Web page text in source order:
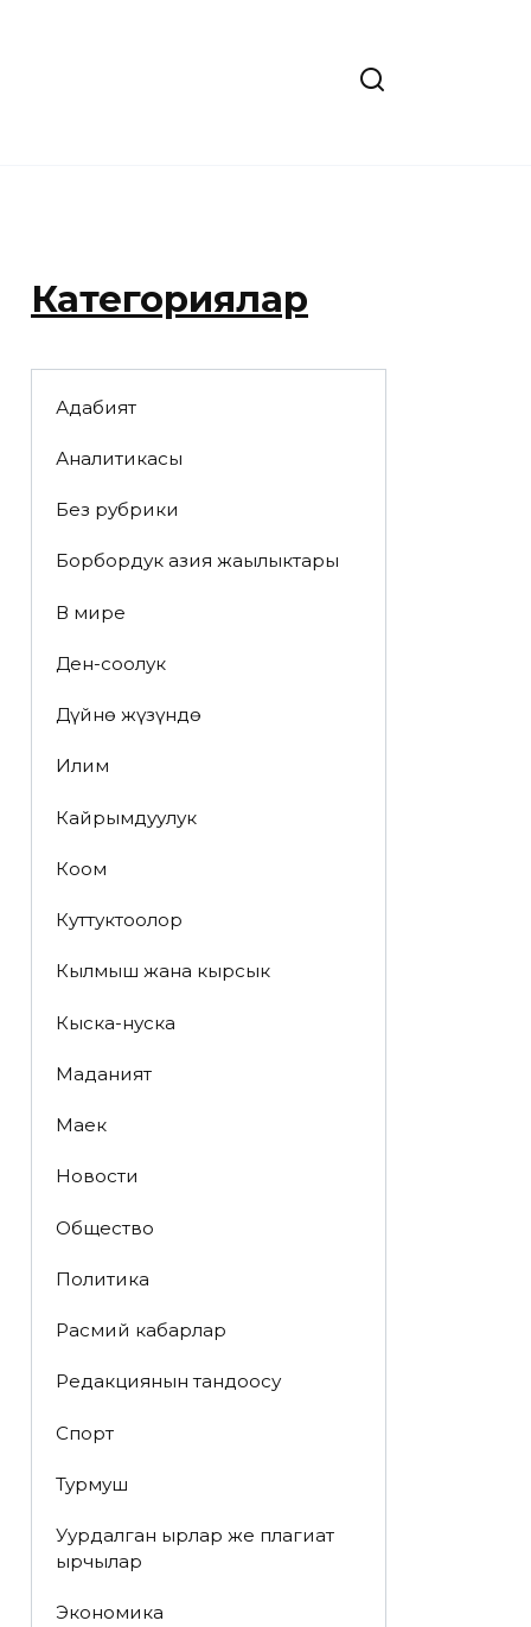
Категориялар
Адабият
Аналитикасы
Без рубрики
Борбордук азия жаңылыктары
В мире
Ден-соолук
Дүйнө жүзүндө
Илим
Кайрымдуулук
Коом
Куттуктоолор
Кылмыш жана кырсык
Кыска-нуска
Маданият
Маек
Новости
Общество
Политика
Расмий кабарлар
Редакциянын тандоосу
Спорт
Турмуш
Уурдалган ырлар же плагиат
ырчылар
Экономика